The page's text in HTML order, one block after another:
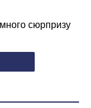
сюрпризу